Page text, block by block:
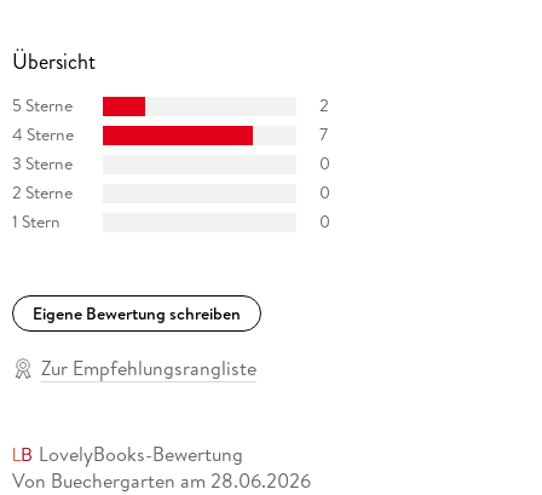
Übersicht
5 Sterne
2
4 Sterne
7
3 Sterne
0
2 Sterne
0
1 Stern
0
Eigene Bewertung schreiben
Zur Empfehlungsrangliste
LovelyBooks-Bewertung
Von Buechergarten am 28.06.2026